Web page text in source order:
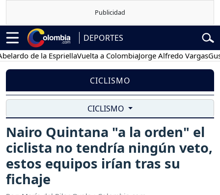
DEPORTES
de la EspriellaVuelta a ColombiaJorge Alfredo VargasGustavo
CICLISMO
CICLISMO
Nairo Quintana "a la orden" el
ciclista no tendría ningún veto,
estos equipos irían tras su
fichaje